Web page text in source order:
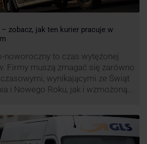
zobacz, jak ten kurier pracuje w
noworoczny to czas wytężonej
Firmy muszą zmagać się zarówno
wynikającymi ze Świąt
i Nowego Roku, jak i wzmożoną
GLS na czas świąteczny!